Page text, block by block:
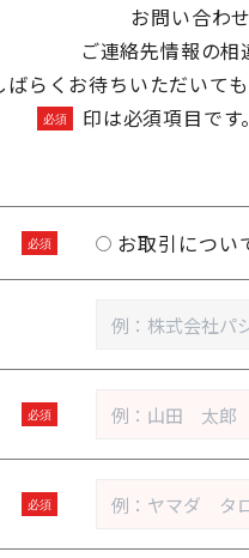
お問い合わ
ご連絡先情報の相
ばらくお待ちいただいて
印は必須項目で
お取引につい